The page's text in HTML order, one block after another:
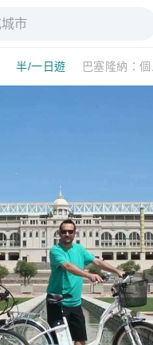
半/一日遊 巴塞隆納：